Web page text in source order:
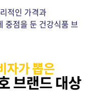
적인 가격과
중점을 둔 건강식품 브